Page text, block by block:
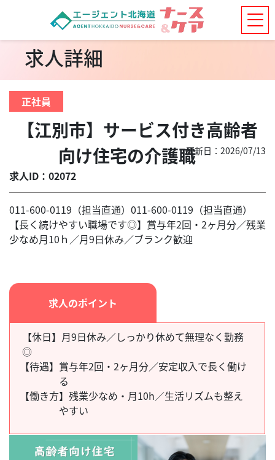
求人詳細
正社員
【江別市】サービス付き高齢者
向け住宅の介護職
求人ID：02072
更新日：2026/07/13
011-600-0119（担当直通）011-600-0119（担当直通）
【長く続けやすい職場です◎】賞与年2回・2ヶ月分／残業
少なめ月10ｈ／月9日休み／ブランク歓迎
求人のポイント
【休日】月9日休み／しっかり休めて無理なく勤務
◎
【待遇】 賞与年2回・2ヶ月分／安定収入で長く働け
る
【働き方】 残業少なめ・月10h／生活リズムも整え
やすい